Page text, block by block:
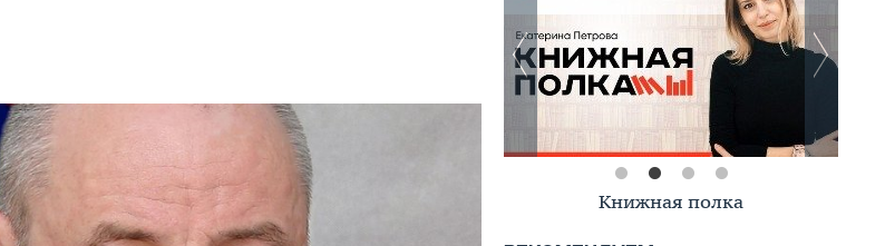
Книжная полка